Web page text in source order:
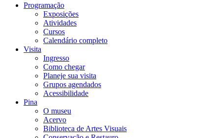
Programação
Exposições
Atividades
Cursos
Calendário completo
Visita
Ingresso
Como chegar
Planeje sua visita
Grupos agendados
Acessibilidade
Pina
O museu
Acervo
Biblioteca de Artes Visuais